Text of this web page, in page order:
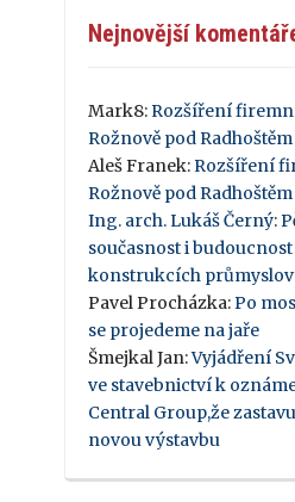
Nejnovější
Mark8: Rozšíření
Rožnově pod Radhoštěm
Aleš Franek: Rozšíření
Rožnově pod Radhoštěm
Ing. arch. Lukáš Černý:
současnost i
konstrukcích
Pavel Procházka: Po
se projedeme na jaře
Šmejkal Jan:Vyjádření
ve stavebnictví k
Central Group,že
novou výstavbu